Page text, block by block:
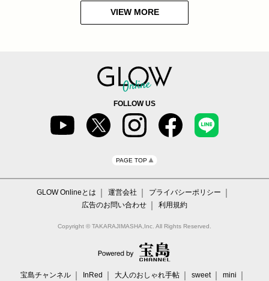
VIEW MORE
FOLLOW US
PAGE TOP
GLOW Onlineとは 運営会社
プライバシーポリシー
広告のお問い合わせ
利用規約
Copyright © TAKARAJIMASHA,Inc. All Rights Reserved.
宝島チャンネル InRed 大人のおしゃれ手帖 sweet mini